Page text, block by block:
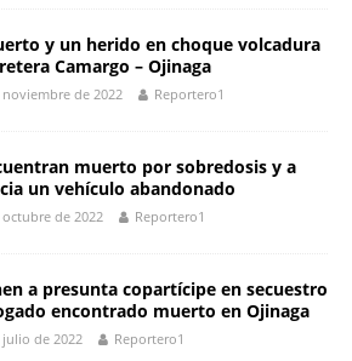
ky un herido en choque volcadura
Camargo – Ojinaga
noviembre de 2022 Reportero1
muerto por sobredosis y a
un vehículo abandonado
de 2022 Reportero1
a presunta copartícipe en secuestro
encontrado muerto en Ojinaga
julio de 2022 Reportero1